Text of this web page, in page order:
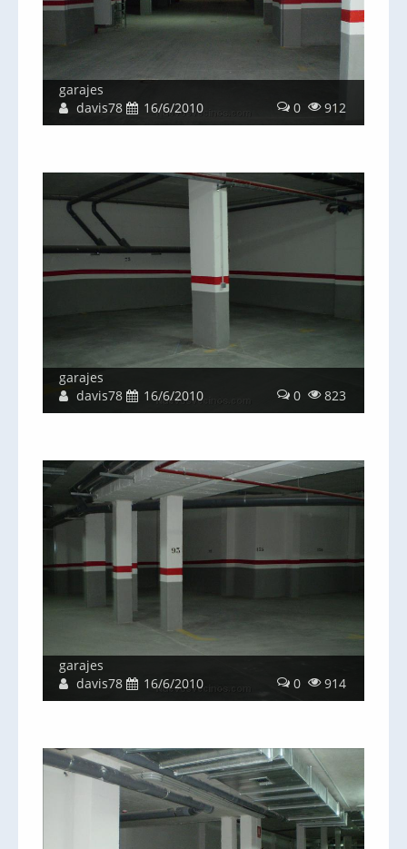
garajes
davis78
16/6/2010 0 912
garajes
davis78
16/6/2010 0 823
garajes
davis78
16/6/2010 0 914